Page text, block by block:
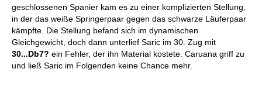
geschlossenen Spanier kam es zu einer komplizierten Stellung,
in der das weiße Springerpaar gegen das schwarze Läuferpaar
kämpfte. Die Stellung befand sich im dynamischen
Gleichgewicht, doch dann unterlief Saric im 30. Zug mit
30...Db7? ein Fehler, der ihn Material kostete. Caruana griff zu
und ließ Saric im Folgenden keine Chance mehr.